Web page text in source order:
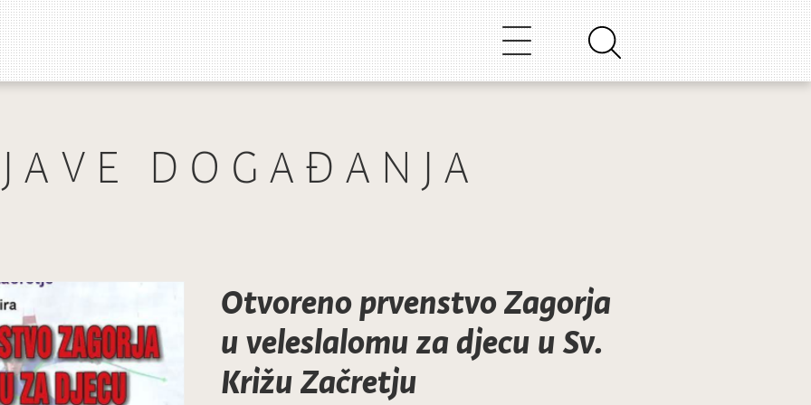
DOGAĐANJA
Otvoreno prvenstvo Zagorja
u veleslalomu za djecu u Sv.
Križu Začretju